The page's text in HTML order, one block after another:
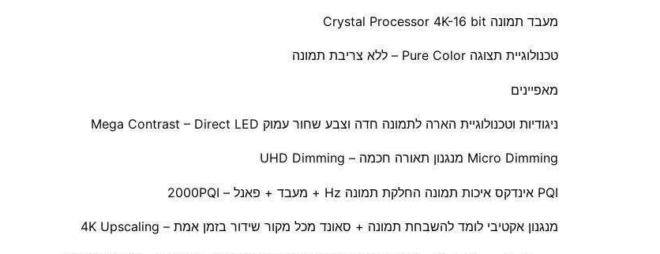
מעבד תמונה Crystal Processor 4K-16 bit
טכנולוגיית תצוגה Pure Color – ללא צריבת תמונה
מאפיינים
ניגודיות וטכנולוגיית הארה לתמונה חדה וצבע שחור עמוק Mega Contrast – Direct LED
Micro Dimming מנגנון תאורה חכמה – UHD Dimming
PQI אינדקס איכות תמונה החלקת תמונה Hz + מעבד + פאנל – 2000PQI
מנגנון אקטיבי לומד להשבחת תמונה + סאונד מכל מקור שידור בזמן אמת – 4K Upscaling